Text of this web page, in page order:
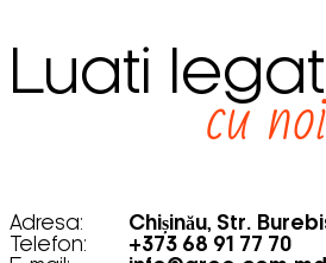
Luati cu
Adresa:
Chișinău, Str.
Telefon:
+373 68 91 77 70